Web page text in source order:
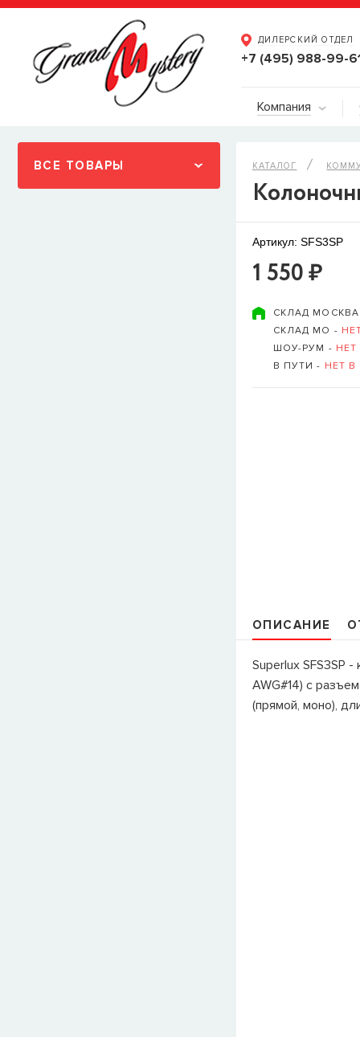
ДИЛЕРСКИЙ ОТДЕЛ
+7 (495) 988-99-
Компания
ВСЕ ТОВАРЫ КАТАЛОГ
Артикул: SFS3SP
1 550 ₽
СКЛАД
СКЛАД МО -
ШОУ-РУМ -
В ПУТИ - НЕТ
ОПИСАНИЕ
Superlux SFS3SP
AWG#14) с
(прямой, моно),